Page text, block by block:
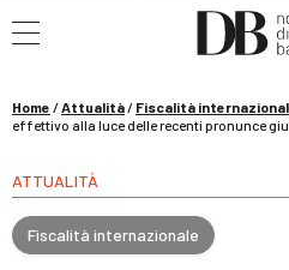
WEBINAR / 17
La governance
Home /Attualità/ Fiscalità
effettivo alla luce delle recenti pronunce
ATTUALITÀ
Fiscalità internazionale